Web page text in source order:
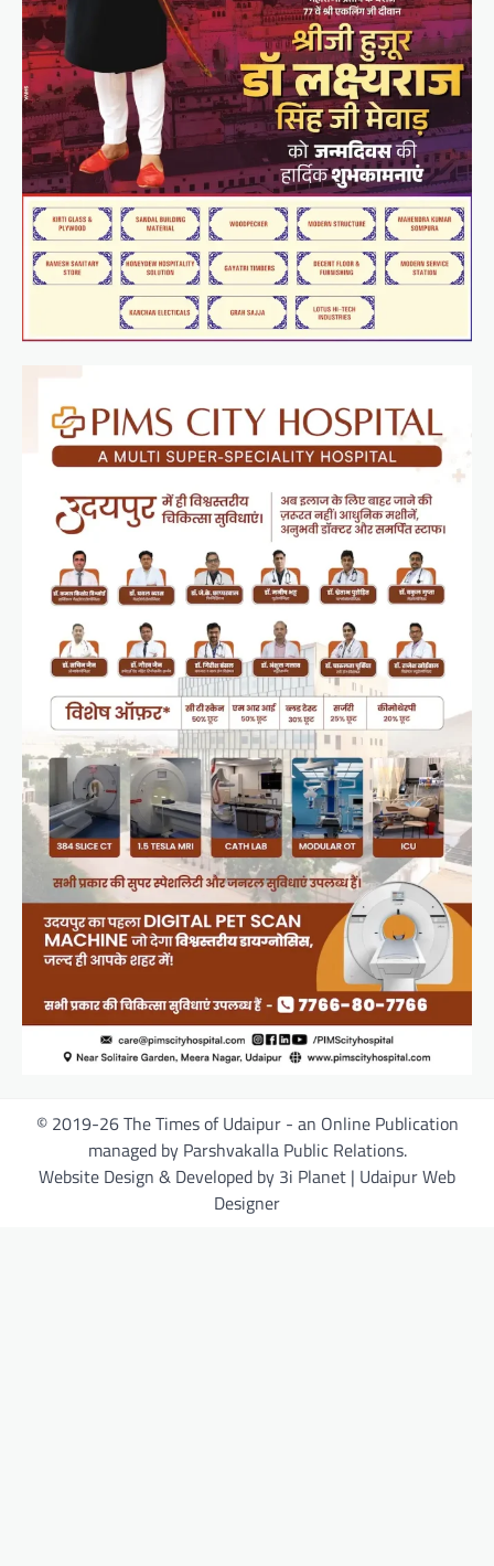
© 2019-26 The Times of Udaipur - an Online Publication
managed by Parshvakalla Public Relations.
Website Design & Developed by 3i Planet | Udaipur Web
Designer